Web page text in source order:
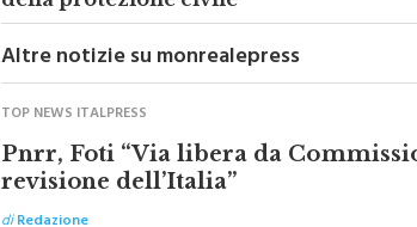
Altre notizie su monrealepress
TOP NEWS ITALPRESS
Pnrr, Foti “Via libera da
revisione dell’Italia”
diRedazione